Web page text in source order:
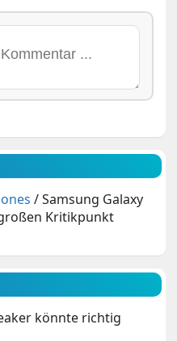
/Samsung Galaxy
Kritikpunkt
könnte richtig